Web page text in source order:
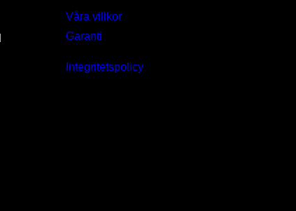
Våra villkor
Garanti
Integritetspolicy